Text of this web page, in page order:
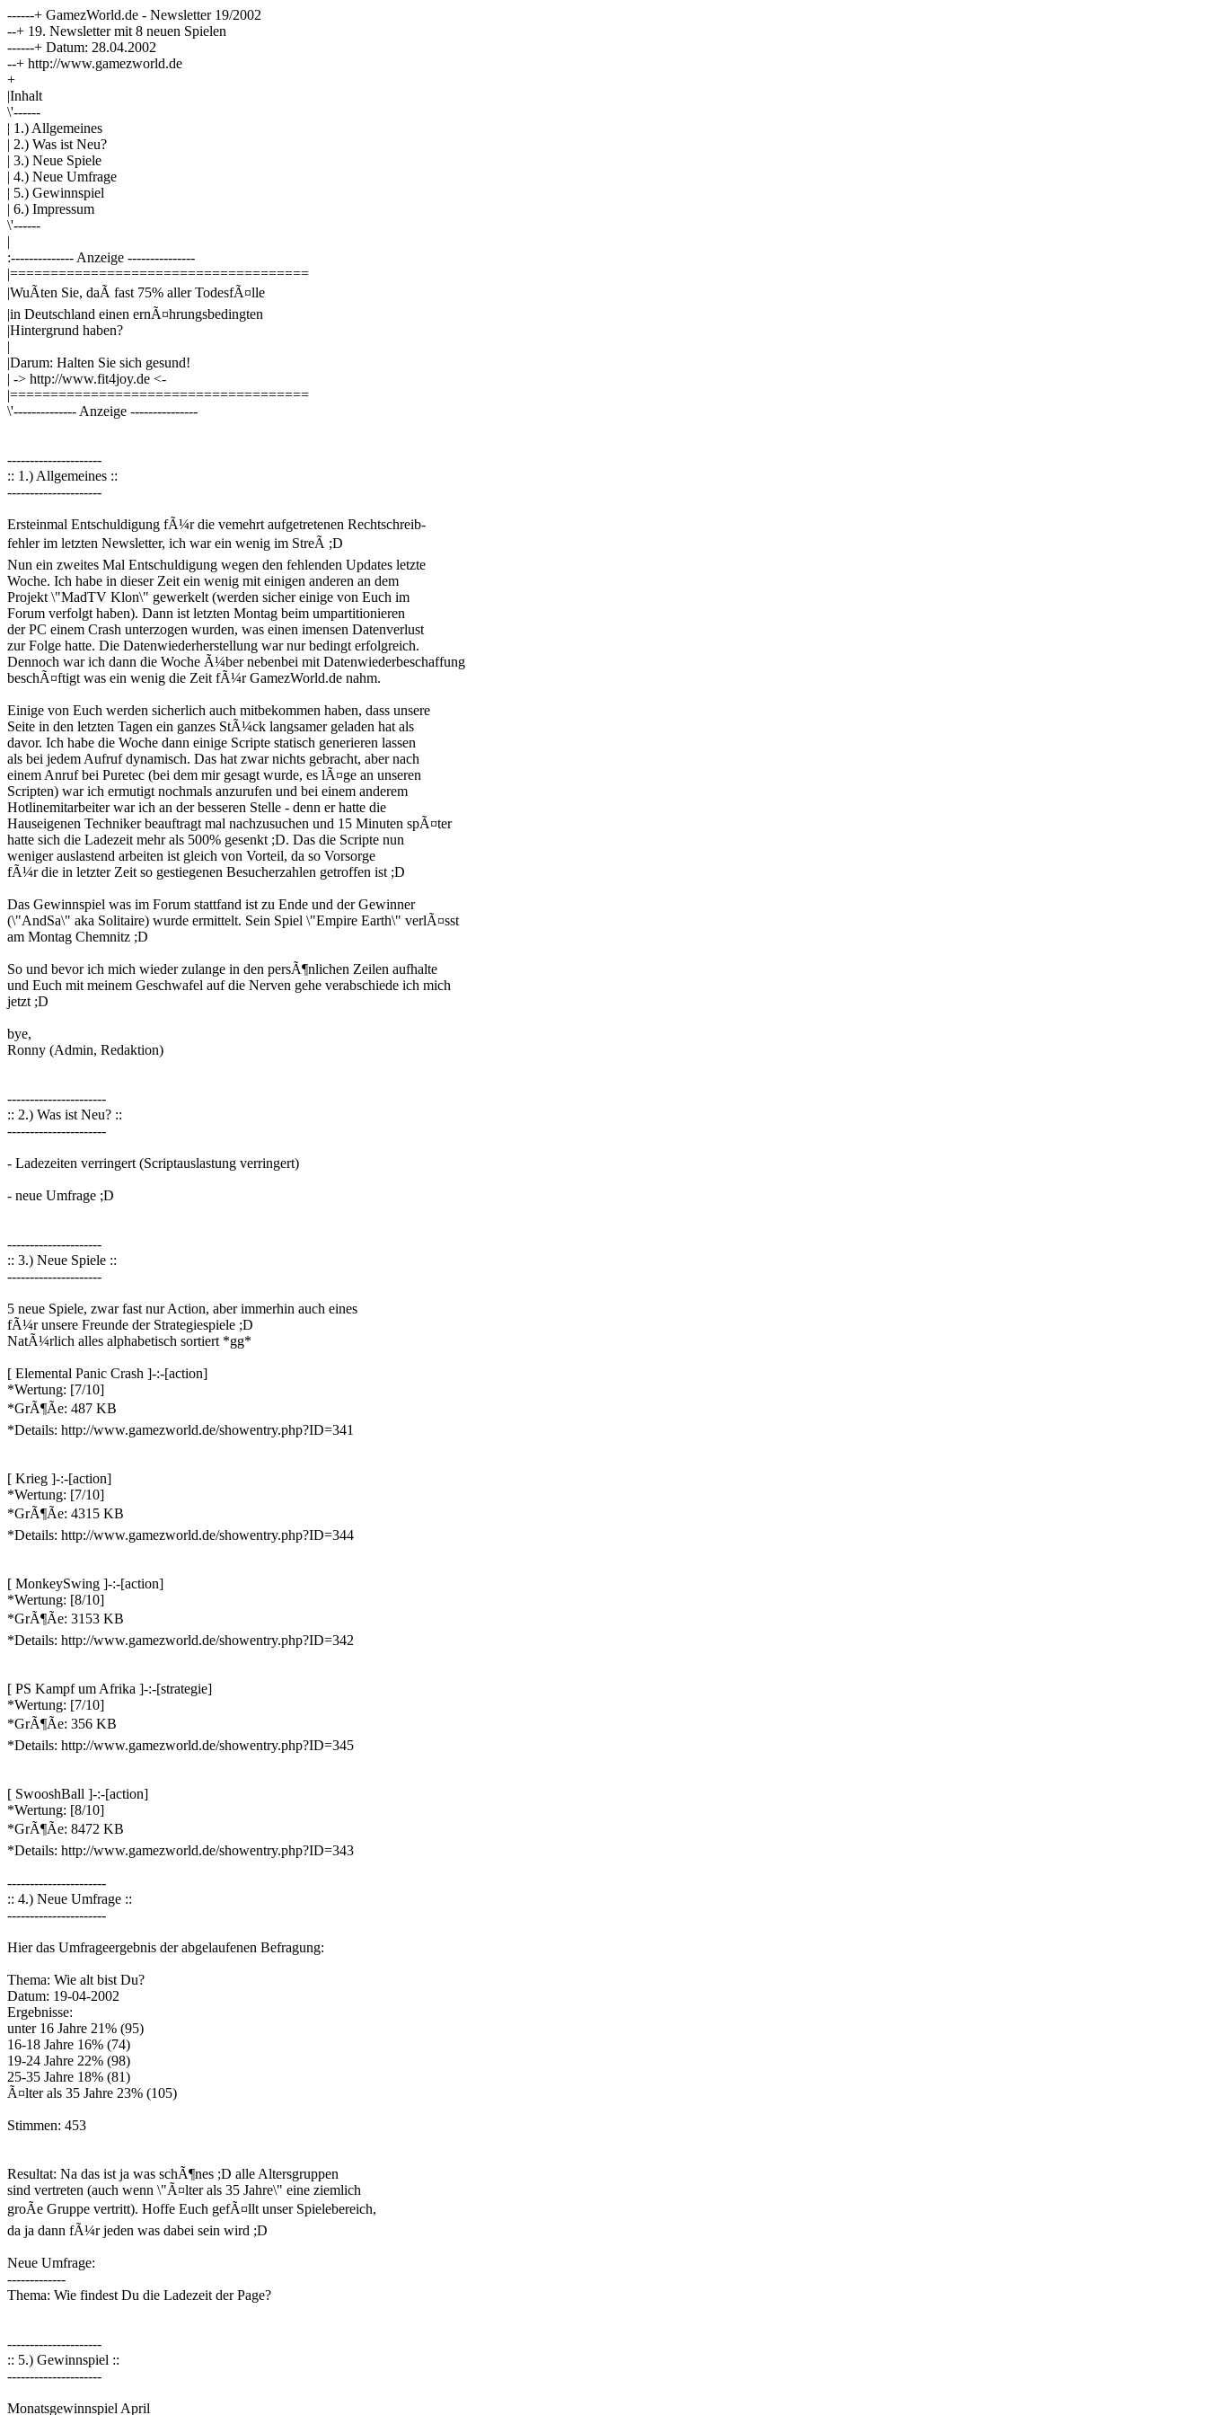
------+ GamezWorld.de - Newsletter 19/2002
--+ 19. Newsletter mit 8 neuen Spielen
------+ Datum: 28.04.2002
--+ http://www.gamezworld.de
+
|Inhalt
\'------
| 1.) Allgemeines
| 2.) Was ist Neu?
| 3.) Neue Spiele
| 4.) Neue Umfrage
| 5.) Gewinnspiel
| 6.) Impressum
\'------
|
:-------------- Anzeige ---------------
|=====================================
|WuÃten Sie, daÃ fast 75% aller TodesfÃ¤lle
|in Deutschland einen ernÃ¤hrungsbedingten
|Hintergrund haben?
|
|Darum: Halten Sie sich gesund!
| -> http://www.fit4joy.de <-
|=====================================
\'-------------- Anzeige ---------------
---------------------
:: 1.) Allgemeines ::
---------------------
Ersteinmal Entschuldigung fÃ¼r die vemehrt aufgetretenen Rechtschreib-
fehler im letzten Newsletter, ich war ein wenig im StreÃ ;D
Nun ein zweites Mal Entschuldigung wegen den fehlenden Updates letzte
Woche. Ich habe in dieser Zeit ein wenig mit einigen anderen an dem
Projekt \"MadTV Klon\" gewerkelt (werden sicher einige von Euch im
Forum verfolgt haben). Dann ist letzten Montag beim umpartitionieren
der PC einem Crash unterzogen wurden, was einen imensen Datenverlust
zur Folge hatte. Die Datenwiederherstellung war nur bedingt erfolgreich.
Dennoch war ich dann die Woche Ã¼ber nebenbei mit Datenwiederbeschaffung
beschÃ¤ftigt was ein wenig die Zeit fÃ¼r GamezWorld.de nahm.
Einige von Euch werden sicherlich auch mitbekommen haben, dass unsere
Seite in den letzten Tagen ein ganzes StÃ¼ck langsamer geladen hat als
davor. Ich habe die Woche dann einige Scripte statisch generieren lassen
als bei jedem Aufruf dynamisch. Das hat zwar nichts gebracht, aber nach
einem Anruf bei Puretec (bei dem mir gesagt wurde, es lÃ¤ge an unseren
Scripten) war ich ermutigt nochmals anzurufen und bei einem anderem
Hotlinemitarbeiter war ich an der besseren Stelle - denn er hatte die
Hauseigenen Techniker beauftragt mal nachzusuchen und 15 Minuten spÃ¤ter
hatte sich die Ladezeit mehr als 500% gesenkt ;D. Das die Scripte nun
weniger auslastend arbeiten ist gleich von Vorteil, da so Vorsorge
fÃ¼r die in letzter Zeit so gestiegenen Besucherzahlen getroffen ist ;D
Das Gewinnspiel was im Forum stattfand ist zu Ende und der Gewinner
(\"AndSa\" aka Solitaire) wurde ermittelt. Sein Spiel \"Empire Earth\" verlÃ¤sst
am Montag Chemnitz ;D
So und bevor ich mich wieder zulange in den persÃ¶nlichen Zeilen aufhalte
und Euch mit meinem Geschwafel auf die Nerven gehe verabschiede ich mich
jetzt ;D
bye,
Ronny (Admin, Redaktion)
----------------------
:: 2.) Was ist Neu? ::
----------------------
- Ladezeiten verringert (Scriptauslastung verringert)
- neue Umfrage ;D
---------------------
:: 3.) Neue Spiele ::
---------------------
5 neue Spiele, zwar fast nur Action, aber immerhin auch eines
fÃ¼r unsere Freunde der Strategiespiele ;D
NatÃ¼rlich alles alphabetisch sortiert *gg*
[ Elemental Panic Crash ]-:-[action]
*Wertung: [7/10]
*GrÃ¶Ãe: 487 KB
*Details: http://www.gamezworld.de/showentry.php?ID=341
[ Krieg ]-:-[action]
*Wertung: [7/10]
*GrÃ¶Ãe: 4315 KB
*Details: http://www.gamezworld.de/showentry.php?ID=344
[ MonkeySwing ]-:-[action]
*Wertung: [8/10]
*GrÃ¶Ãe: 3153 KB
*Details: http://www.gamezworld.de/showentry.php?ID=342
[ PS Kampf um Afrika ]-:-[strategie]
*Wertung: [7/10]
*GrÃ¶Ãe: 356 KB
*Details: http://www.gamezworld.de/showentry.php?ID=345
[ SwooshBall ]-:-[action]
*Wertung: [8/10]
*GrÃ¶Ãe: 8472 KB
*Details: http://www.gamezworld.de/showentry.php?ID=343
----------------------
:: 4.) Neue Umfrage ::
----------------------
Hier das Umfrageergebnis der abgelaufenen Befragung:
Thema: Wie alt bist Du?
Datum: 19-04-2002
Ergebnisse:
unter 16 Jahre 21% (95)
16-18 Jahre 16% (74)
19-24 Jahre 22% (98)
25-35 Jahre 18% (81)
Ã¤lter als 35 Jahre 23% (105)
Stimmen: 453
Resultat: Na das ist ja was schÃ¶nes ;D alle Altersgruppen
sind vertreten (auch wenn \"Ã¤lter als 35 Jahre\" eine ziemlich
groÃe Gruppe vertritt). Hoffe Euch gefÃ¤llt unser Spielebereich,
da ja dann fÃ¼r jeden was dabei sein wird ;D
Neue Umfrage:
-------------
Thema: Wie findest Du die Ladezeit der Page?
---------------------
:: 5.) Gewinnspiel ::
---------------------
Monatsgewinnspiel April